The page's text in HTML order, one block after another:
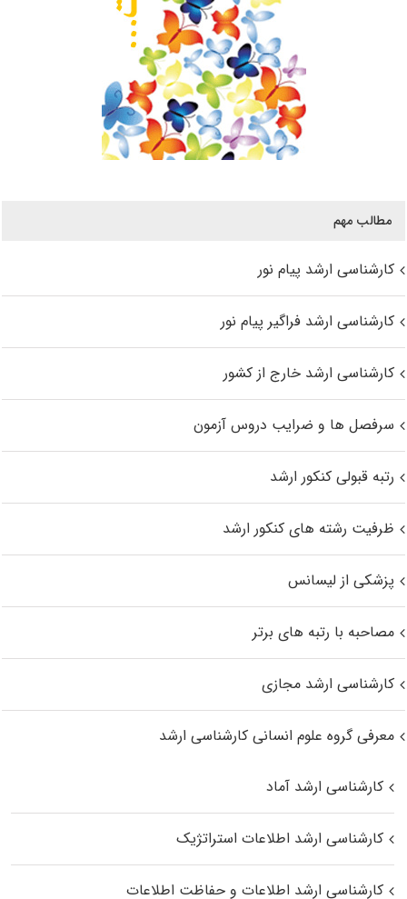
مطالب مهم
کارشناسی ارشد پیام نور
کارشناسی ارشد فراگیر پیام نور
کارشناسی ارشد خارج از کشور
سرفصل ها و ضرایب دروس آزمون
رتبه قبولی کنکور ارشد
ظرفیت رشته های کنکور ارشد
پزشکی از لیسانس
مصاحبه با رتبه های برتر
کارشناسی ارشد مجازی
معرفی گروه علوم انسانی کارشناسی ارشد
کارشناسی ارشد آماد
کارشناسی ارشد اطلاعات استراتژیک
کارشناسی ارشد اطلاعات و حفاظت اطلاعات